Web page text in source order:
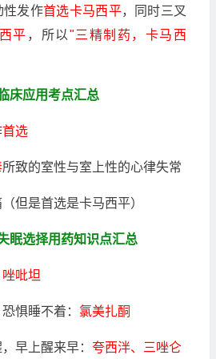
性发作首选卡马西平，同时三叉
平 ，所以 "三精制药，卡马西
床应用考点汇总
首选
所致的室性与室上性的心律失常
是首选是卡马西平）
眠选择用药知识点汇总
唑吡坦
惧睡不着： 氯美扎酮
早上醒来早： 夸西泮、三唑仑